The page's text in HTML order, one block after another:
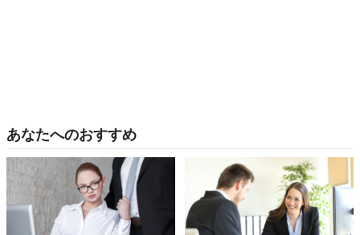
あなたへのおすすめ